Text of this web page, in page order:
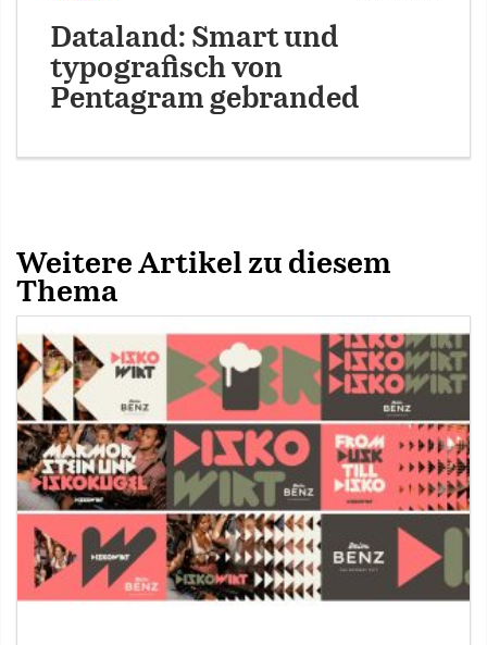
Dataland: Smart und
typografisch von
Pentagram gebranded
Weitere Artikel zu diesem
Thema